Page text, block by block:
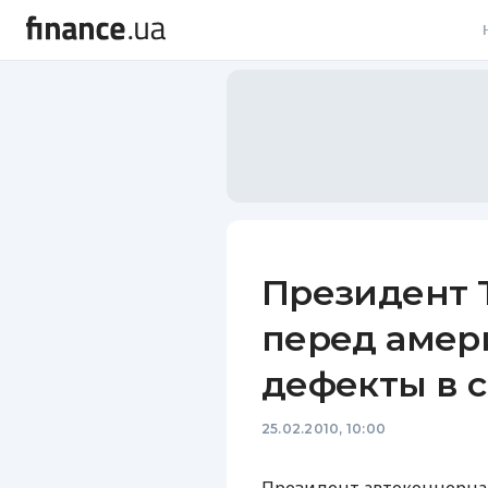
Президент
перед
дефекты в
25.02.2010, 10:00